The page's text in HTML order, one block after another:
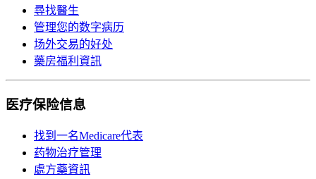
尋找醫生
管理您的数字病历
场外交易的好处
藥房福利資訊
医疗保险信息
找到一名Medicare代表
药物治疗管理
處方藥資訊